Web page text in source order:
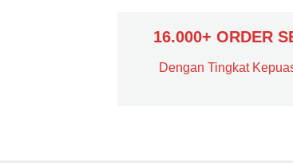
16.000+ ORDER
Dengan Tingkat